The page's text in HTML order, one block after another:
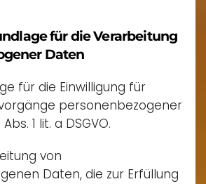
für die Verarbeitung
Daten
für die Einwilligung für
personenbezogener
1 lit. a DSGVO.
von
Daten, die zur Erfüllung